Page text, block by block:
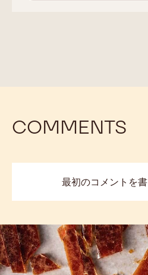
COMMENTS
最初のコメントを